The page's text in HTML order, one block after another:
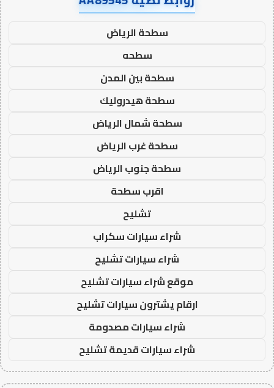
سطحة الرياض
سطحه
سطحة بين المدن
سطحة هيدروليك
سطحة شمال الرياض
سطحة غرب الرياض
سطحة جنوب الرياض
اقرب سطحة
تشليح
شراء سيارات سكراب
شراء سيارات تشليح
موقع شراء سيارات تشليح
ارقام يشترون سيارات تشليح
شراء سيارات مصدومة
شراء سيارات قديمة تشليح